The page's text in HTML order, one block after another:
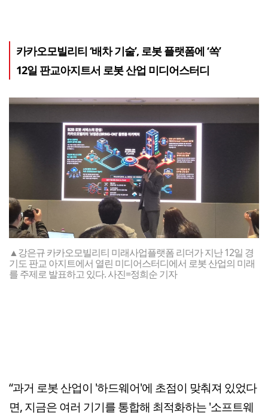
카카오모빌리티 ‘배차 기술’, 로봇 플랫폼에 ‘쏙’
12일 판교아지트서 로봇 산업 미디어스터디
▲강은규 카카오모빌리티 미래사업플랫폼 리더가 지난 12일 경
기도 판교 아지트에서 열린 미디어스터디에서 로봇 산업의 미래
를 주제로 발표하고 있다. 사진=정희순 기자
“과거 로봇 산업이 '하드웨어'에 초점이 맞춰져 있었다
면, 지금은 여러 기기를 통합해 최적화하는 '소프트웨